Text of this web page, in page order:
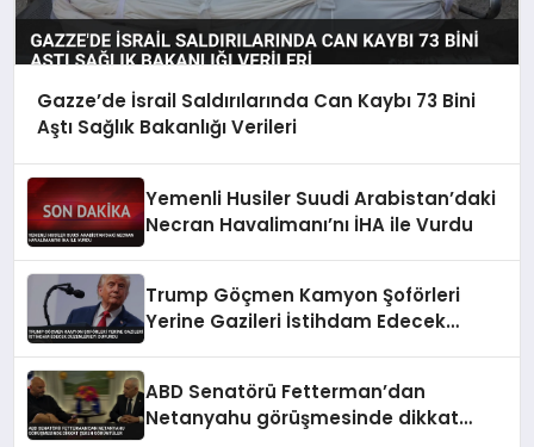
Gazze’de İsrail Saldırılarında Can Kaybı 73 Bini
Aştı Sağlık Bakanlığı Verileri
Yemenli Husiler Suudi Arabistan’daki
Necran Havalimanı’nı İHA ile Vurdu
Trump Göçmen Kamyon Şoförleri
Yerine Gazileri İstihdam Edecek
ABD Senatörü Fetterman’dan
Netanyahu görüşmesinde dikkat